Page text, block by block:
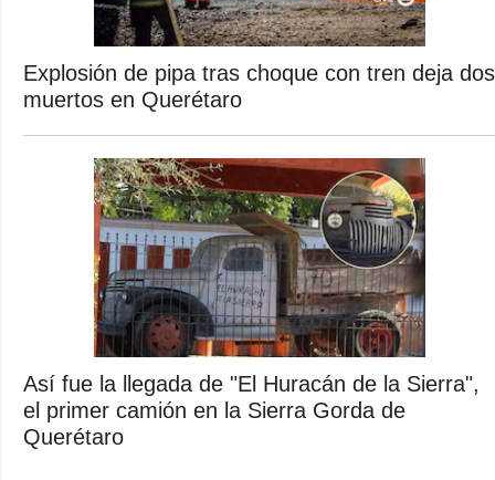
Explosión de pipa tras choque con tren deja dos
muertos en Querétaro
Así fue la llegada de "El Huracán de la Sierra",
el primer camión en la Sierra Gorda de
Querétaro